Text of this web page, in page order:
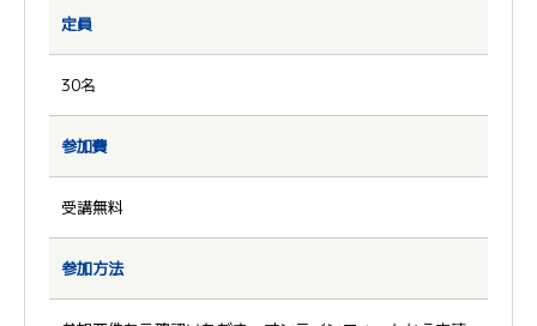
定員
30名
参加費
受講無料
参加方法